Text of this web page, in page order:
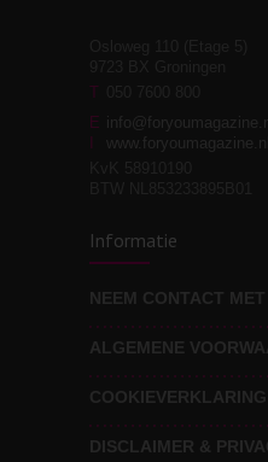
zijn?
T
E info@foryoumagazine.nl
www.foryoumagazine.nl
Informatie
NEEM CONTACT
ALGEMENE
COOKIEVERKLARING
DISCLAIMER &